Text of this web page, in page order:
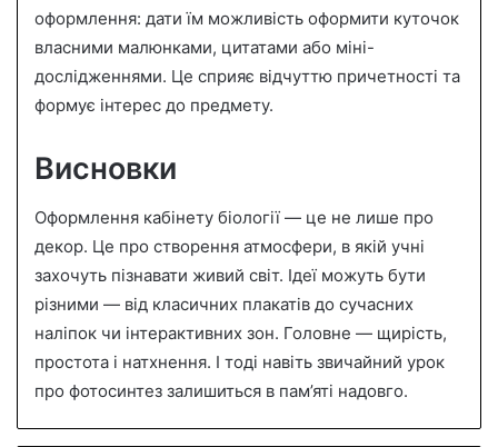
оформлення: дати їм можливість оформити куточок
власними малюнками, цитатами або міні-
дослідженнями. Це сприяє відчуттю причетності та
формує інтерес до предмету.
Висновки
Оформлення кабінету біології — це не лише про
декор. Це про створення атмосфери, в якій учні
захочуть пізнавати живий світ. Ідеї можуть бути
різними — від класичних плакатів до сучасних
наліпок чи інтерактивних зон. Головне — щирість,
простота і натхнення. І тоді навіть звичайний урок
про фотосинтез залишиться в пам’яті надовго.